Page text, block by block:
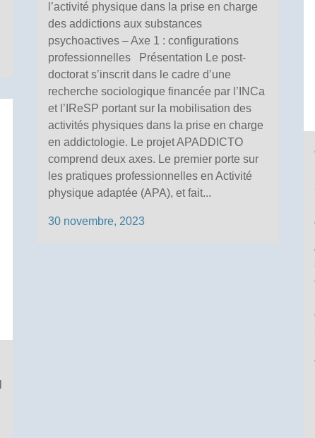
l’activité physique dans la prise en charge
des addictions aux substances
psychoactives – Axe 1 : configurations
professionnelles Présentation Le post-
doctorat s’inscrit dans le cadre d’une
recherche sociologique financée par l’INCa
et l’IReSP portant sur la mobilisation des
activités physiques dans la prise en charge
en addictologie. Le projet APADDICTO
comprend deux axes. Le premier porte sur
les pratiques professionnelles en Activité
physique adaptée (APA), et fait...
30 novembre, 2023